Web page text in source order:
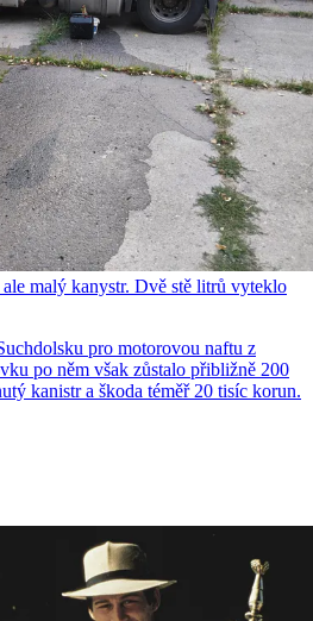
malý kanystr. Dvě stě litrů vyteklo
pro motorovou naftu z
po něm však zůstalo přibližně 200
kanistr a škoda téměř 20 tisíc korun.